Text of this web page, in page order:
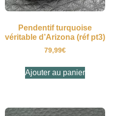
Pendentif turquoise
véritable d’Arizona (réf pt3)
79,99€
Ajouter au panier